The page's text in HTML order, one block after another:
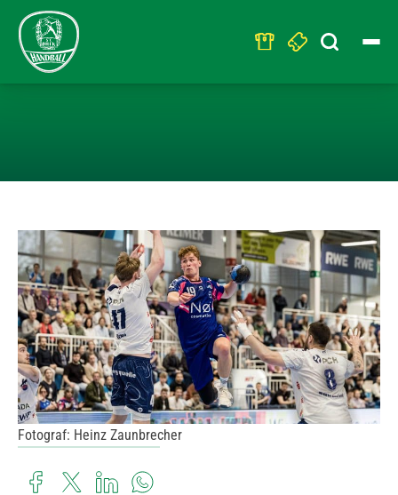
Search
for:
Fotograf: Heinz Zaunbrecher